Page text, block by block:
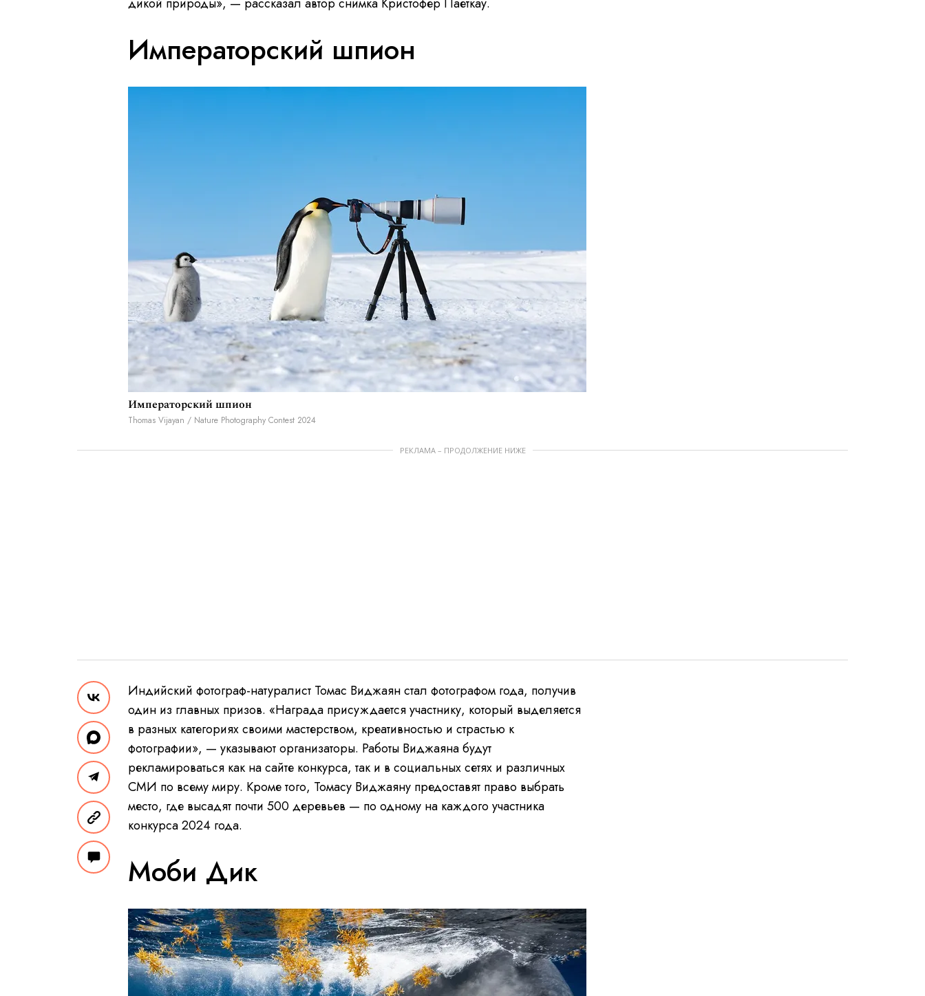
Императорский шпион
Императорский шпион
Thomas Vijayan / Nature Photography Contest 2024
РЕКЛАМА – ПРОДОЛЖЕНИЕ НИЖЕ
Индийский фотограф-натуралист Томас Виджаян стал фотографом года, получив
один из главных призов. «Награда присуждается участнику, который выделяется
в разных категориях своими мастерством, креативностью и страстью к
фотографии», — указывают организаторы. Работы Виджаяна будут
рекламироваться как на сайте конкурса, так и в социальных сетях и различных
СМИ по всему миру. Кроме того, Томасу Виджаяну предоставят право выбрать
место, где высадят почти 500 деревьев — по одному на каждого участника
конкурса 2024 года.
Моби Дик